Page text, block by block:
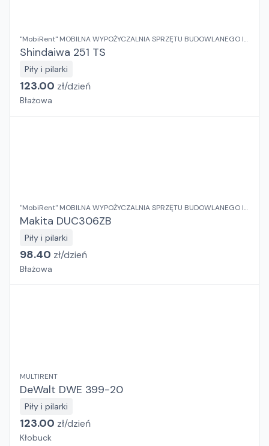
"MobiRent" MOBILNA WYPOŻYCZALNIA SPRZĘTU BUDOWLANEGO I
OGRODOWEGO Jaroslaw Rybka
Shindaiwa 251 TS
Piły i pilarki
123.00 zł/dzień
Błażowa
"MobiRent" MOBILNA WYPOŻYCZALNIA SPRZĘTU BUDOWLANEGO I
OGRODOWEGO Jaroslaw Rybka
Makita DUC306ZB
Piły i pilarki
98.40 zł/dzień
Błażowa
MULTIRENT
DeWalt DWE 399-20
Piły i pilarki
123.00 zł/dzień
Kłobuck